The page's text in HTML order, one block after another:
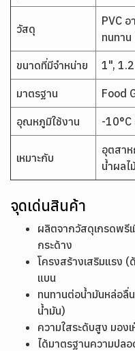
วัสดุ
PVC อ
ทนทาน
ขนาดที่มีจำหน่าย 1",
มาตรฐาน Food
อุณหภูมิใช้งาน -10°C
เหมาะกับ
อุตสาห
น้ำผลไ
จุดเด่นสินค้า
ผลิตจากวัสดุเกรดพรี
กระด้าง
โครงสร้างเสริมแรง
แบน
ทนทานต่อน้ำมันหล่อลื่น
น้ำมัน)
ความใสระดับสูง มอง
ได้มาตรฐานความปล